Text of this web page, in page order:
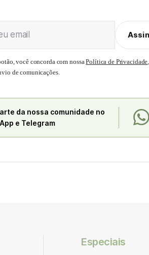
email
você concorda com nossaPolítica de Privacidade
de comunicações.
da nossa comunidade no
e Telegram
Especiais